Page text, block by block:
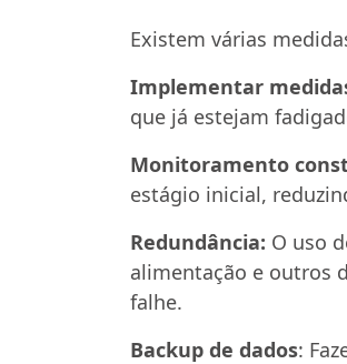
Existem várias
Implementar
que já estejam
Monitoramento
estágio inicial,
Redundância: O uso
alimentação e outros
falhe.
Backup de dados: